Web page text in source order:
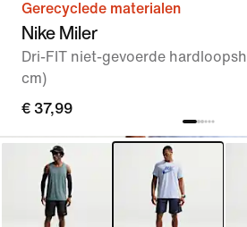
Gerecyclede materialen
Nike Miler
Dri-FIT niet-gevoerde
cm)
€ 37,99